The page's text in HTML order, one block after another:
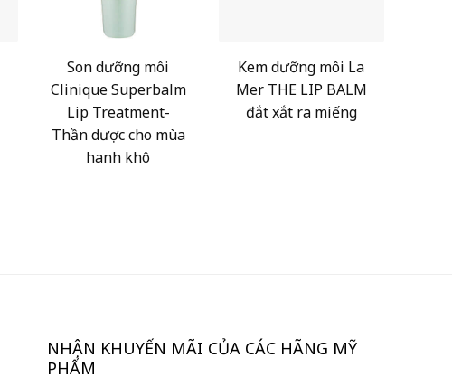
Son dưỡng môi
Clinique Superbalm
Lip Treatment-
Thần dược cho mùa
hanh khô
Kem dưỡng môi La
Mer THE LIP BALM
đắt xắt ra miếng
NHẬN KHUYẾN MÃI CỦA CÁC HÃNG MỸ
PHẨM